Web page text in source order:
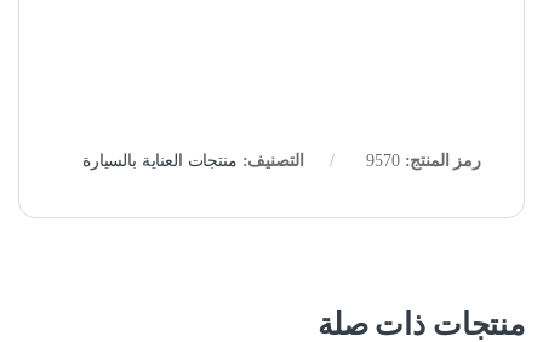
رمز المنتج:9570 التصنيف: منتجات العناية بالسيارة
منتجات ذات صلة